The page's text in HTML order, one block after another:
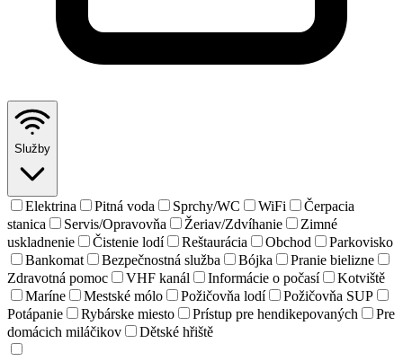
Služby
Elektrina Pitná voda Sprchy/WC WiFi
Čerpacia
stanica
Servis/Opravovňa Žeriav/Zdvíhanie
Zimné
uskladnenie
Čistenie lodí Reštaurácia Obchod
Parkovisko
Bankomat
Bezpečnostná služba Bójka
Pranie bielizne
Zdravotná pomoc
VHF kanál Informácie o počasí
Kotviště
Maríne
Mestské mólo Požičovňa lodí
Požičovňa SUP
Potápanie
Rybárske miesto Prístup pre hendikepovaných
Pre
domácich miláčikov
Dětské hřiště